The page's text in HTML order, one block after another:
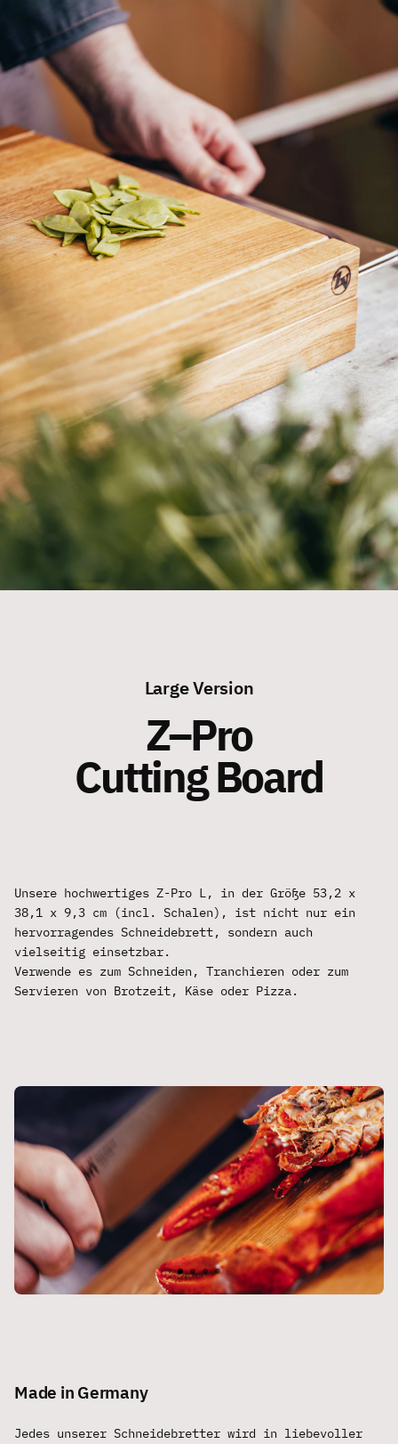
Large Version
Z–Pro
Cutting Board
Unsere hochwertiges Z-Pro L, in der Größe 53,2 x
38,1 x 9,3 cm (incl. Schalen), ist nicht nur ein
hervorragendes Schneidebrett, sondern auch
vielseitig einsetzbar.
Verwende es zum Schneiden, Tranchieren oder zum
Servieren von Brotzeit, Käse oder Pizza.
Made in Germany
Jedes unserer Schneidebretter wird in liebevoller